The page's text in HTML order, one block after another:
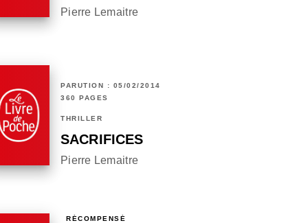
Pierre Lemaitre
PARUTION : 05/02/2014
360 PAGES
THRILLER
SACRIFICES
Pierre Lemaitre
RÉCOMPENSÉ